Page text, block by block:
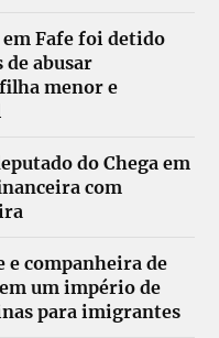
em Fafe foi detido
de abusar
menor e
do Chega em
com
companheira de
um império de
para imigrantes